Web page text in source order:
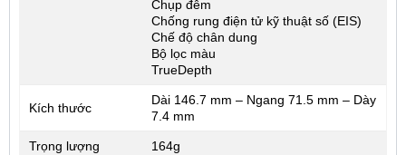
Chụp đêm
Chống rung điện tử kỹ thuật số (EIS)
Chế độ chân dung
Bộ lọc màu
TrueDepth
Kích thước
Dài 146.7 mm – Ngang 71.5 mm – Dày
7.4 mm
Trọng lượng 164g